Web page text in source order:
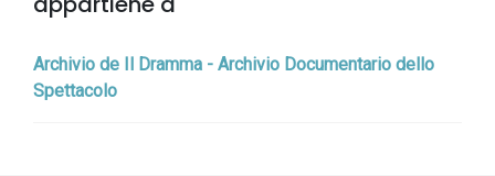
Archivio de Il Dramma - Archivio Documentario dello
Spettacolo